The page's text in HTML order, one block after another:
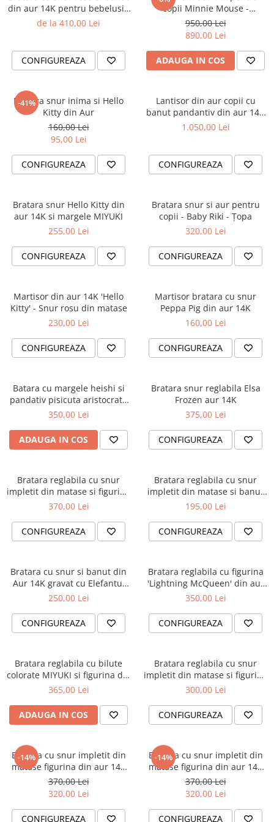
Cadouri pentru Absolvire
Profesoare
Cadouri Cupluri
Cercei din aur
Bijuterii Profesii
Bijuterii Tematice Sport
Bijuterii cu mesaj Motivational
Bijuterii personalizate cu poza
din aur 14K pentru bebelusi /
copii
de la 410,00 Lei
CONFIGUREAZA
copii Minnie Mouse -
Inchidere cu filet
950,00 Lei
890,00 Lei
ADAUGA IN COS
-41%
Bratara snur inima si Hello
Kitty din Aur
160,00 Lei
95,00 Lei
CONFIGUREAZA
Lantisor din aur copii cu
banut pandantiv din aur 14K
gravat
1.050,00 Lei
CONFIGUREAZA
Bratara snur Hello Kitty din
aur 14K si margele MIYUKI
255,00 Lei
CONFIGUREAZA
Bratara snur si aur pentru
copii - Baby Riki - Țopa
320,00 Lei
CONFIGUREAZA
Martisor din aur 14K 'Hello
Kitty' - Snur rosu din matase
230,00 Lei
CONFIGUREAZA
Martisor bratara cu snur
Peppa Pig din aur 14K
160,00 Lei
CONFIGUREAZA
Batara cu margele heishi si
pandativ pisicuta aristocrata
din aur galben 14K
350,00 Lei
ADAUGA IN COS
Bratara snur reglabila Elsa
Frozen aur 14K
375,00 Lei
CONFIGUREAZA
Bratara reglabila cu snur
impletit din matase si figurina
ursulet din aur 14K
370,00 Lei
CONFIGUREAZA
Bratara reglabila cu snur
impletit din matase si banut
din aur 14K - Albinuta gravat
195,00 Lei
CONFIGUREAZA
Bratara cu snur si banut din
Aur 14K gravat cu Elefantul
Dumbo
250,00 Lei
CONFIGUREAZA
Bratara reglabila cu figurina
'Lightning McQueen' din aur
14K si bilute din aur 2.5 mm
350,00 Lei
CONFIGUREAZA
Bratara reglabila cu bilute
colorate MIYUKI si figurina din
aur 14K ELSA
365,00 Lei
ADAUGA IN COS
Bratara reglabila cu snur
impletit din matase si figurina
din aur 14K Spider-Man
300,00 Lei
CONFIGUREAZA
-14%
Bratara cu snur impletit din
matase figurina din aur 14K
Mickey Mouse
370,00 Lei
320,00 Lei
CONFIGUREAZA
-14%
Bratara cu snur impletit din
matase figurina din aur 14K
Minnie Mouse
370,00 Lei
320,00 Lei
CONFIGUREAZA